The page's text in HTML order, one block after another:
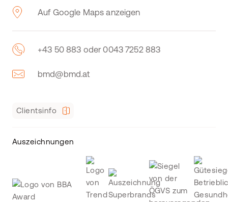
Auf Google Maps anzeigen
+43 50 883 oder 0043 7252 883
bmd@bmd.at
Clientsinfo
Auszeichnungen